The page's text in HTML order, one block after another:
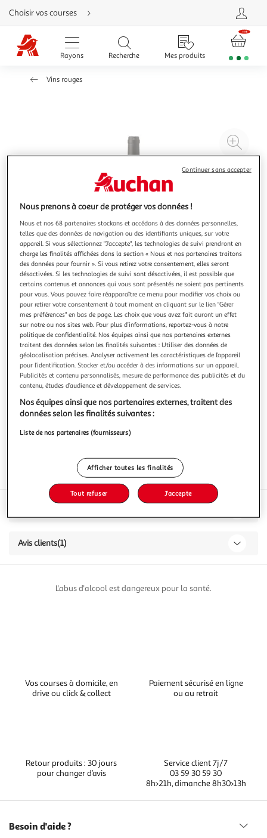
Aller
directement
au
contenu
Aller
directement
Aller
besoin
Choisir vos courses
Rayons Recherche Mes produits
Vins rouges
à
2.0 (1)
AOP Haut-Médoc Château Fonpiqueyre rouge
75cl
Vous voulez connaître le prix de ce produit ?
Afficher le prix
Interdit femme enceinte
Avis clients(1)
L'abus d'alcool est dangereux pour la santé.
Vos courses à domicile, en
drive ou click & collect
Paiement sécurisé en ligne
ou au retrait
Retour produits : 30 jours
pour changer d’avis
Service client 7j/7
03 59 30 59 30
8h>21h, dimanche 8h30>13h
Besoin d'aide ?
Nous prenons à coeur de protéger vos données !
Nous et nos 68 partenaires stockons et accédons à des données personnelles,
telles que des données de navigation ou des identifiants uniques, sur votre
appareil. Si vous sélectionnez "J'accepte", les technologies de suivi prendront en
charge les finalités affichées dans la section « Nous et nos partenaires traitons
des données pour fournir ». Si vous retirez votre consentement, elles seront
désactivées. Si les technologies de suivi sont désactivées, il est possible que
certains contenus et annonces qui vous sont présentés ne soient pas pertinents
pour vous. Vous pouvez faire réapparaître ce menu pour modifier vos choix ou
pour retirer votre consentement à tout moment en cliquant sur le lien "Gérer
mes préférences" en bas de page. Les choix que vous avez fait auront un effet
sur notre ou nos sites web. Pour plus d’informations, reportez-vous à notre
politique de confidentialité. Nos équipes ainsi que nos partenaires externes
traitent des données selon les finalités suivantes : Utiliser des données de
géolocalisation précises. Analyser activement les caractéristiques de l’appareil
pour l’identification. Stocker et/ou accéder à des informations sur un appareil.
Publicités et contenu personnalisés, mesure de performance des publicités et du
contenu, études d’audience et développement de services.
Nos équipes ainsi que nos partenaires externes, traitent des
données selon les finalités suivantes :
Liste de nos partenaires (fournisseurs)
Afficher toutes les finalités
Tout refuser J'accepte
Continuer sans accepter